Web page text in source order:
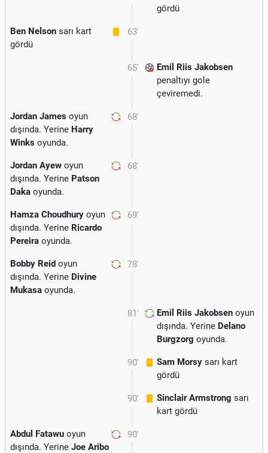
gördü
63'
Ben Nelson sarı kart
gördü
65'
Emil Riis Jakobsen
penaltıyı gole
çeviremedi.
68'
Jordan James oyun
dışında. Yerine Harry
Winks oyunda.
68'
Jordan Ayew oyun
dışında. Yerine Patson
Daka oyunda.
69'
Hamza Choudhury oyun
dışında. Yerine Ricardo
Pereira oyunda.
78'
Bobby Reid oyun
dışında. Yerine Divine
Mukasa oyunda.
81' Emil Riis Jakobsen oyun
dışında. Yerine Delano
Burgzorg oyunda.
90' Sam Morsy sarı kart
gördü
90' Sinclair Armstrong sarı
kart gördü
90'
Abdul Fatawu oyun
dışında. Yerine Joe Aribo